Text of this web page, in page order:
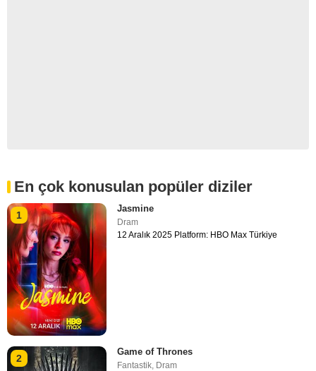
En çok konusulan popüler diziler
1
Jasmine
Dram
12 Aralık 2025 Platform: HBO Max Türkiye
2
Game of Thrones
Fantastik, Dram